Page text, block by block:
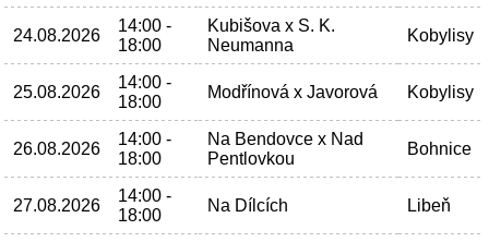
24.08.2026
14:00 -
18:00
Kubišova x S. K.
Neumanna
Kobylisy
25.08.2026
14:00 -
18:00
Modřínová x Javorová Kobylisy
26.08.2026
14:00 -
18:00
Na Bendovce x Nad
Pentlovkou
Bohnice
27.08.2026
14:00 -
18:00
Na Dílcích Libeň